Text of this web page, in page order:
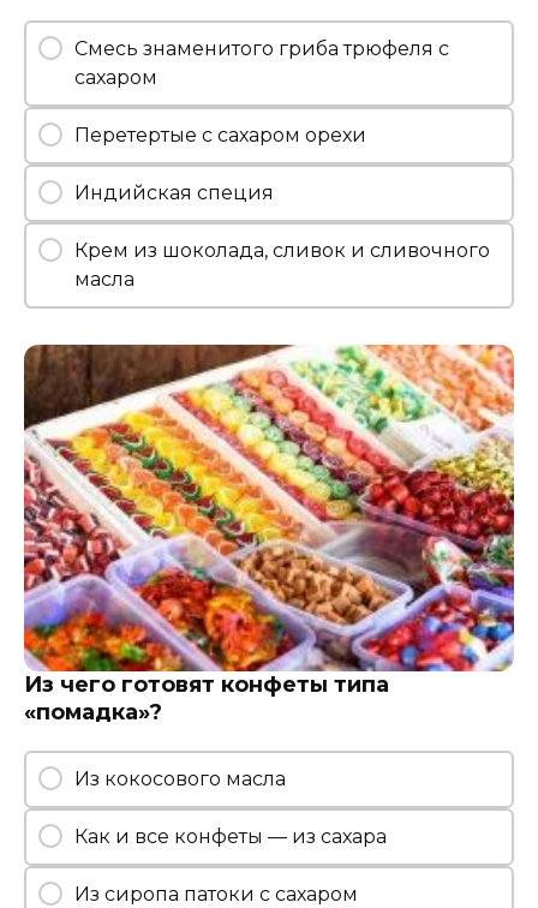
Смесь знаменитого гриба трюфеля с
сахаром
Перетертые с сахаром орехи
Индийская специя
Крем из шоколада, сливок и сливочного
масла
Из чего готовят конфеты типа
«помадка»?
Из кокосового масла
Как и все конфеты — из сахара
Из сиропа патоки с сахаром